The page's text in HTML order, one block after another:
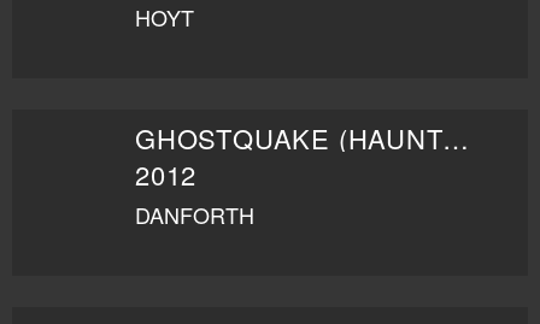
HOYT
GHOSTQUAKE (HAUNTED HIGH)
2012
DANFORTH